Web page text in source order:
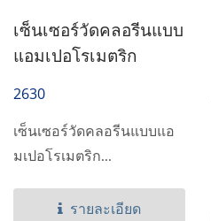
เซ็นเซอร์วัดคลอรีนแบบ
แอมเปอโรเมตริก
2630
เซ็นเซอร์วัดคลอรีนแบบแอ
มเปอโรเมตริก...
รายละเอียด